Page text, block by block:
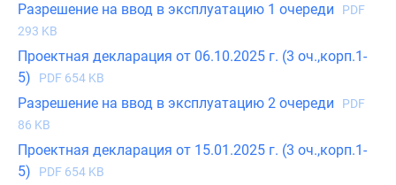
Разрешение на ввод в эксплуатацию 1 очереди
PDF
293 KB
Проектная декларация от 06.10.2025 г. (3 оч.,корп.1-
5)
PDF 654 KB
Разрешение на ввод в эксплуатацию 2 очереди
PDF
86 KB
Проектная декларация от 15.01.2025 г. (3 оч.,корп.1-
5)
PDF 654 KB